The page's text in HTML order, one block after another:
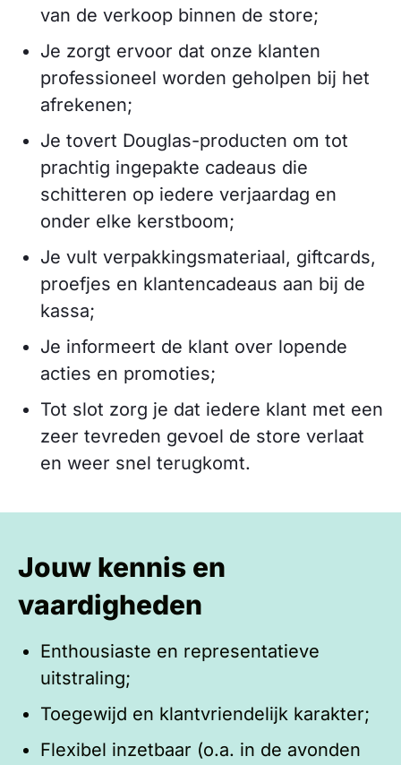
van de verkoop binnen de store;
Je zorgt ervoor dat onze klanten
professioneel worden geholpen bij het
afrekenen;
Je tovert Douglas-producten om tot
prachtig ingepakte cadeaus die
schitteren op iedere verjaardag en
onder elke kerstboom;
Je vult verpakkingsmateriaal, giftcards,
proefjes en klantencadeaus aan bij de
kassa;
Je informeert de klant over lopende
acties en promoties;
Tot slot zorg je dat iedere klant met een
zeer tevreden gevoel de store verlaat
en weer snel terugkomt.
Jouw kennis en
vaardigheden
Enthousiaste en representatieve
uitstraling;
Toegewijd en klantvriendelijk karakter;
Flexibel inzetbaar (o.a. in de avonden